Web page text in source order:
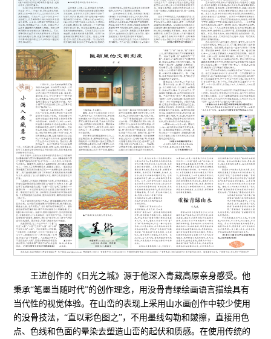
王进创作的《日光之城》源于他深入青藏高原亲身感受。他
秉承“笔墨当随时代”的创作理念，用没骨青绿绘画语言描绘具有
当代性的视觉体验。在山峦的表现上采用山水画创作中较少使用
的没骨技法，“直以彩色图之”，不用墨线勾勒和皴擦，直接用色
点、色线和色面的晕染去塑造山峦的起伏和质感。在使用传统的